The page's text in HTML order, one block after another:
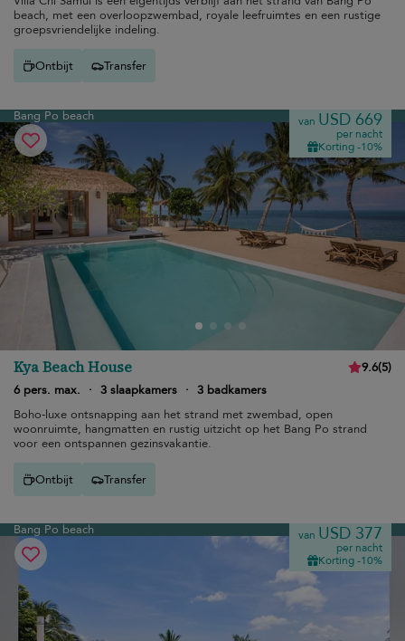
beach, met een overloopzwembad, royale leefruimtes en een rustige
groepsvriendelijke indeling.
Ontbijt Transfer
Bang Po beach van USD 669
per nacht
Korting -10%
Kya Beach House 9.6(5)
6 pers. max.
· 3 slaapkamers · 3 badkamers
Boho-luxe ontsnapping aan het strand met zwembad, open
woonruimte, hangmatten en rustig uitzicht op het Bang Po strand
voor een ontspannen gezinsvakantie.
Ontbijt Transfer
Bang Po beach van USD 377
per nacht
Korting -10%